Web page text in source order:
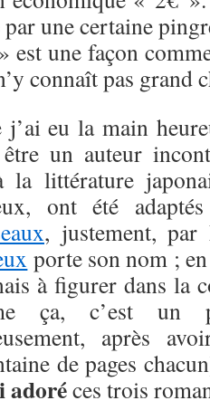
une certaine
est une façon
connaît pas grand
eu la main
être un auteur
la littérature
ont été
, justement,
porte son nom ;
à figurer dans la
ça, c’est un
après
de pages
adoréces trois